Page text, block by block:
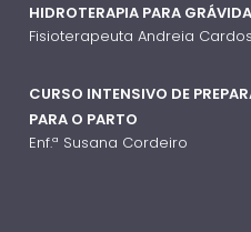
HIDROTERAPIA PARA
Fisioterapeuta Andreia
CURSO INTENSIVO DE
PARA O PARTO
Enf.ª Susana Cordeiro